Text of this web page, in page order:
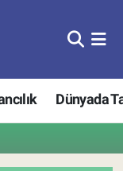
Dünyada